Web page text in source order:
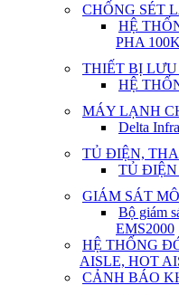
CHỐNG SÉT
HỆ
PHA
THIẾT BỊ
HỆ
MÁY LẠNH
Delta
TỦ ĐIỆN,
TỦ ĐIỆN
GIÁM SÁT
Bộ giám
EMS2000
HỆ THỐNG
AISLE, HOT
CẢNH BÁO